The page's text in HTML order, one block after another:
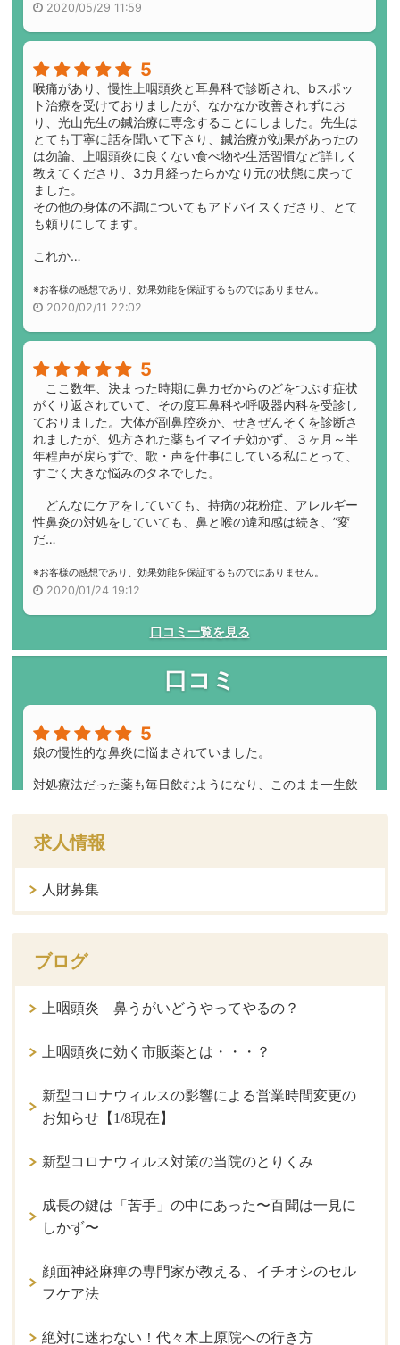
求人情報
人財募集
ブログ
上咽頭炎 鼻うがいどうやってやるの？
上咽頭炎に効く市販薬とは・・・？
新型コロナウィルスの影響による営業時間変更の
お知らせ【1/8現在】
新型コロナウィルス対策の当院のとりくみ
成長の鍵は「苦手」の中にあった〜百聞は一見に
しかず〜
顔面神経麻痺の専門家が教える、イチオシのセル
フケア法
絶対に迷わない！代々木上原院への行き方